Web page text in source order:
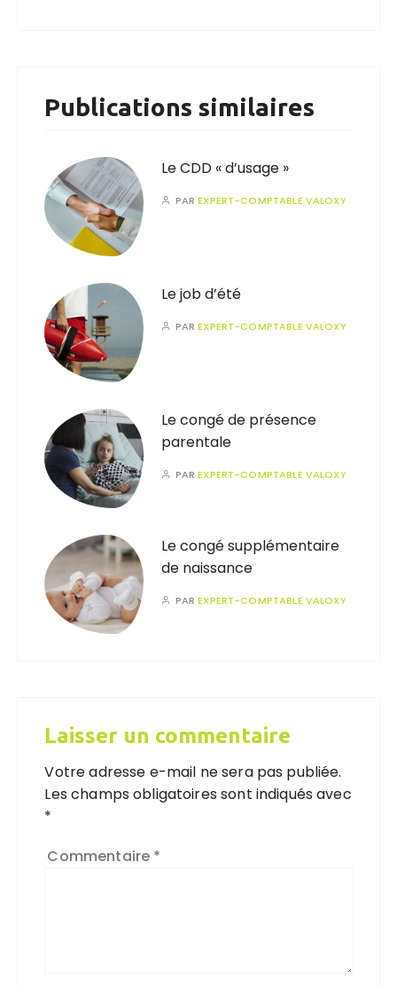
Publications similaires
Le CDD « d’usage »
PAREXPERT-COMPTABLE VALOXY
Le job d’été
PAREXPERT-COMPTABLE VALOXY
Le congé de présence
parentale
PAREXPERT-COMPTABLE VALOXY
Le congé supplémentaire
de naissance
PAREXPERT-COMPTABLE VALOXY
Laisser un commentaire
Votre adresse e-mail ne sera pas publiée.
Les champs obligatoires sont indiqués avec
*
Commentaire *